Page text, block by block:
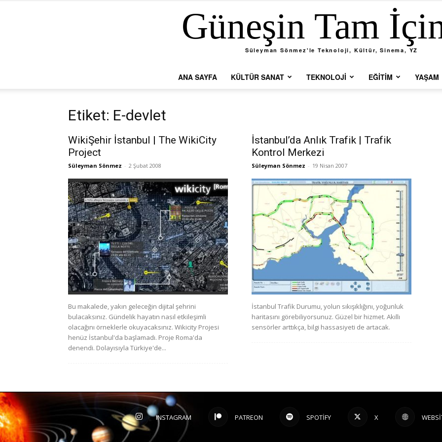
Güneşin Tam
Süleyman Sönmez'le Teknoloji, Kültür, Sinema, YZ
ANA SAYFA KÜLTÜR SANAT TEKNOLOJI EĞITIM YAŞAM
Etiket: E-devlet
WikiŞehir İstanbul | The WikiCity
Project
Süleyman Sönmez - 2 Şubat 2008
Bu makalede, yakın geleceğin dijital şehrini
bulacaksınız. Gündelik hayatın nasıl etkileşimli
olacağını örneklerle okuyacaksınız. Wikicity Projesi
henüz İstanbul'da başlamadı. Proje Roma'da
denendi. Dolayısıyla Türkiye'de...
İstanbul’da Anlık Trafik | Trafik
Kontrol Merkezi
Süleyman Sönmez - 19 Nisan 2007
İstanbul Trafik Durumu, yolun sıkışıklığını, yoğunluk
haritasını görebiliyorsunuz. Güzel bir hizmet. Akıllı
sensörler arttıkça, bilgi hassasiyeti de artacak.
INSTAGRAM PATREON SPOTIFY X